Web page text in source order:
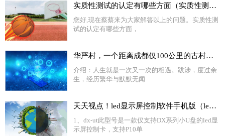
实质性测试的认定有哪些方面（实质性测试）
您好,现在蔡蔡来为大家解答以上的问题。实质性测
试的认定有哪些方面，
华严村，一个距离成都仅100公里的古村落，隐藏着川西最大的古聚落
介绍：人生就是一次又一次的相遇。跋涉，度过余
生，经历繁华与默默无闻
天天视点！led显示屏控制软件手机版（led显示屏控制软件dx）
1、dx-ut此型号是一款仅支持DX系列小U盘的led显
示屏控制卡，支持P10单